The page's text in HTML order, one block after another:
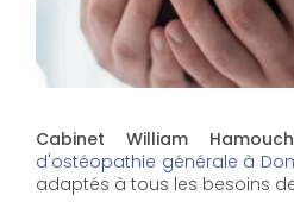
Cabinet William
d'ostéopathie générale à
adaptés à tous les besoins